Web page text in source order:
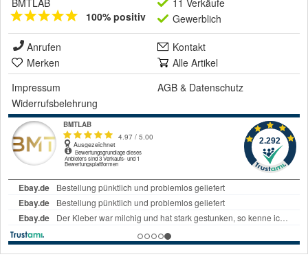
BMTLAB
100% positiv
11 Verkäufe
Gewerblich
Anrufen
Kontakt
Merken
Alle Artikel
Impressum
AGB & Datenschutz
Widerrufsbelehrung